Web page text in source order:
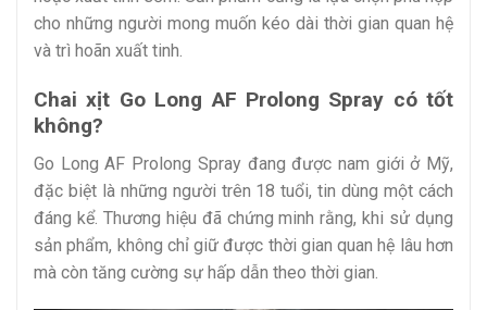
cho những người mong muốn kéo dài thời gian quan hệ
và trì hoãn xuất tinh.
Chai xịt Go Long AF Prolong Spray có tốt
không?
Go Long AF Prolong Spray đang được nam giới ở Mỹ,
đặc biệt là những người trên 18 tuổi, tin dùng một cách
đáng kể. Thương hiệu đã chứng minh rằng, khi sử dụng
sản phẩm, không chỉ giữ được thời gian quan hệ lâu hơn
mà còn tăng cường sự hấp dẫn theo thời gian.